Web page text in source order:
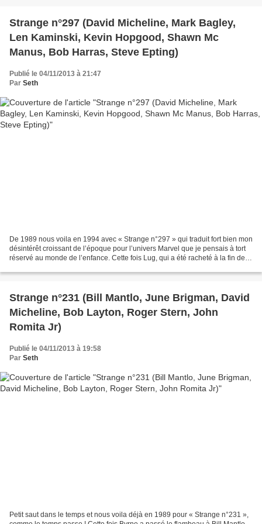
Strange n°297 (David Micheline, Mark Bagley,
Len Kaminski, Kevin Hopgood, Shawn Mc
Manus, Bob Harras, Steve Epting)
Publié le 04/11/2013 à 21:47
Par Seth
De 1989 nous voila en 1994 avec « Strange n°297 » qui traduit fort bien mon
désintérêt croissant de l’époque pour l’univers Marvel que je pensais à tort
réservé au monde de l’enfance. Cette fois Lug, qui a été racheté à la fin des
Strange n°231 (Bill Mantlo, June Brigman, David
Micheline, Bob Layton, Roger Stern, John
Romita Jr)
Publié le 04/11/2013 à 19:58
Par Seth
Petit saut dans le temps et nous voila déjà en 1989 pour « Strange n°231 »,